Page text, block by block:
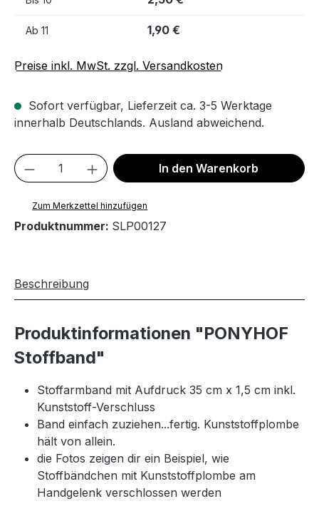
Ab 11 1,90 €
Preise inkl. MwSt. zzgl. Versandkosten
Sofort verfügbar, Lieferzeit ca. 3-5 Werktage
innerhalb Deutschlands. Ausland abweichend.
Produkt Anzahl: Gib den gewünschten
In den Warenkorb
Zum Merkzettel hinzufügen
Produktnummer: SLP00127
Beschreibung
Produktinformationen "PONYHOF
Stoffband"
Stoffarmband mit Aufdruck 35 cm x 1,5 cm inkl.
Kunststoff-Verschluss
Band einfach zuziehen...fertig. Kunststoffplombe
hält von allein.
die Fotos zeigen dir ein Beispiel, wie
Stoffbändchen mit Kunststoffplombe am
Handgelenk verschlossen werden